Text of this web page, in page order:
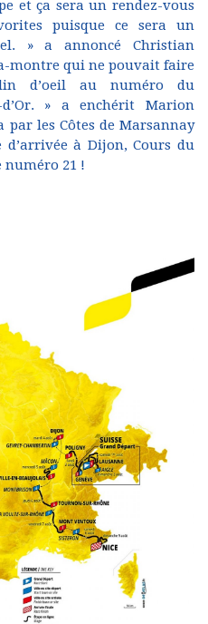
et ça sera un rendez-vous
puisque ce sera un
» a annoncé Christian
montre qui ne pouvait faire
d’oeil au numéro du
» a enchérit Marion
par les Côtes de Marsannay
à Dijon, Cours du
numéro 21 !